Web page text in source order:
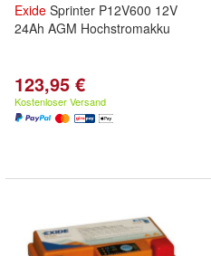
Exide Sprinter P12V600 12V
24Ah AGM Hochstromakku
123,95 €
Kostenloser Versand